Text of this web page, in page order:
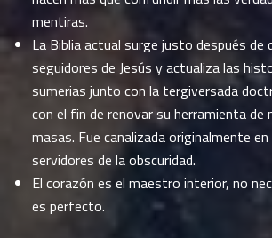
mentiras.
La Biblia actual surge justo después de
seguidores de Jesús y actualiza las
sumerias junto con la tergiversada
con el fin de renovar su herramienta de
masas. Fue canalizada originalmente
servidores de la obscuridad.
El corazón es el maestro interior, no
es perfecto.